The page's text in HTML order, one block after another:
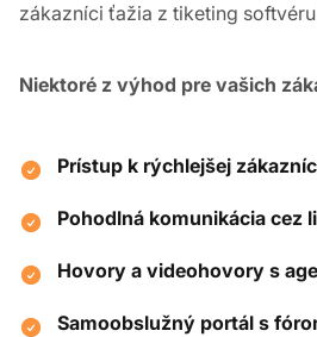
zákazníci ťažia z tiketing
Niektoré z výhod pre vašich
Prístup k rýchlejšej
Pohodlná komunikácia cez
Hovory a videohovory s
Samoobslužný portál s